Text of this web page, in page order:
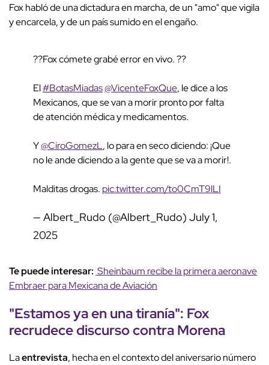
Fox habló de una dictadura en marcha, de un "amo" que vigila
y encarcela, y de un país sumido en el engaño.
??Fox cómete grabé error en vivo. ??
El#BotasMiadas@VicenteFoxQue, le dice a los
Mexicanos, que se van a morir pronto por falta
de atención médica y medicamentos.
Y@CiroGomezL, lo para en seco diciendo: ¡Que
no le ande diciendo a la gente que se va a morir!.
Malditas drogas. pic.twitter.com/to0CmT9lLI
— Albert_Rudo (@Albert_Rudo) July 1,
2025
Te puede interesar: Sheinbaum recibe la primera aeronave
Embraer para Mexicana de Aviación
"Estamos ya en unatiranía": Fox
recrudece discurso contraMorena
Laentrevista, hecha en el contexto del aniversario número